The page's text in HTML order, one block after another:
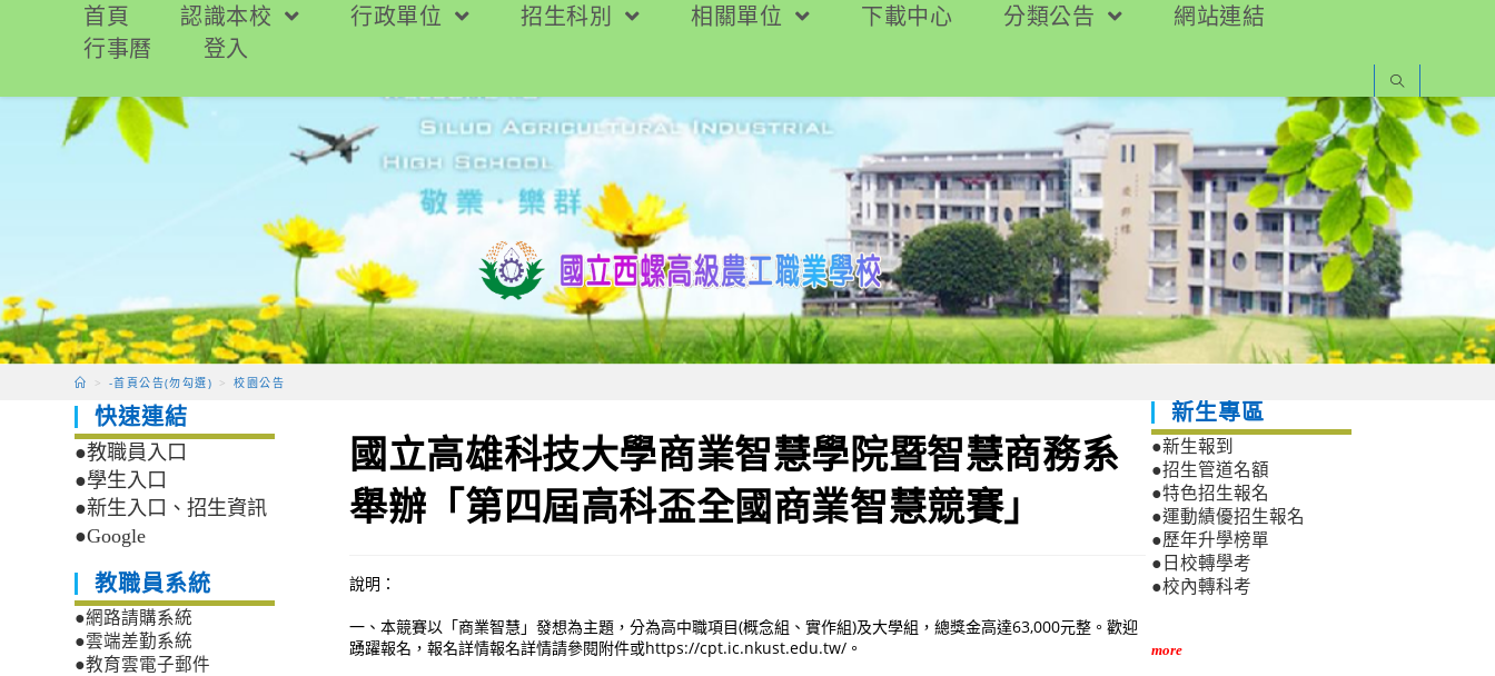
要
首頁 認識本校 行政單位 招生科別 相關單位 下載中心 分類公告
網站連結
行事曆
登入
> -首頁公告(勿勾選) > 校園公告
國立高雄科技大學商業智慧學院暨智慧商務系
舉辦「第四屆高科盃全國商業智慧競賽」
說明：
一、本競賽以「商業智慧」發想為主題，分為高中職項目(概念組、實作組)及大學組，總獎金高達63,000元整。歡迎
踴躍報名，報名詳情報名詳情請參閱附件或https://cpt.ic.nkust.edu.tw/。
快速連結
●教職員入口
●學生入口
●新生入口、招生資訊
●Google
教職員系統
●網路請購系統
●雲端差勤系統
●教育雲電子郵件
新生專區
●新生報到
●招生管道名額
●特色招生報名
●運動績優招生報名
●歷年升學榜單
●日校轉學考
●校內轉科考
more